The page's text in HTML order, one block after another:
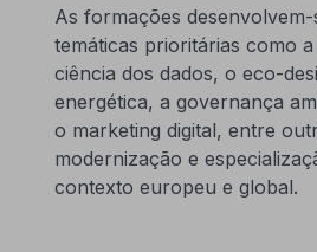
As formações
temáticas prioritárias como
ciência dos dados, o eco-
energética, a governança
o marketing digital, entre
modernização e
contexto europeu e global.